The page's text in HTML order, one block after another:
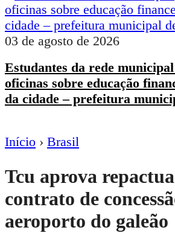
03 de agosto de 2026
Estudantes da rede
oficinas sobre educação
da cidade – prefeitura
Início › Brasil
Tcu aprova
contrato de
aeroporto do galeão